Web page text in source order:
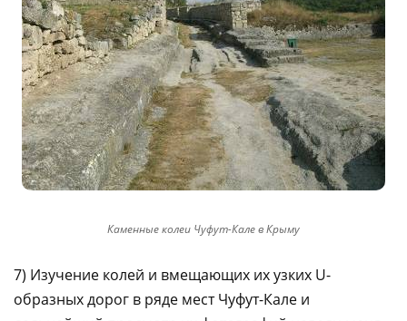
Каменные колеи Чуфут-Кале в Крыму
7) Изучение колей и вмещающих их узких U-
образных дорог в ряде мест Чуфут-Кале и